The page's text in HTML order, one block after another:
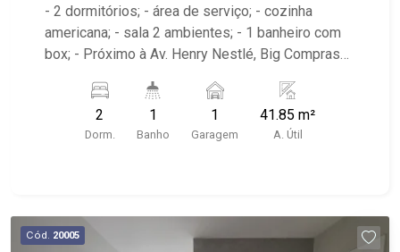
- 2 dormitórios; - área de serviço; - cozinha
americana; - sala 2 ambientes; - 1 banheiro com
box; - Próximo à Av. Henry Nestlé, Big Compras
venda, compra e locação. - Sinta-se em casa na
Ribeirão Imóveis, afinal Somos e Vivemos
Ribeirão: - funcionários capacitados; - processos
Locação, imobiliária é Ribeirão Imóveis - sede na
Av. Professor João Fiusa;
2
Dorm.
1
Banho
1
Garagem
41.85 m²
A. Útil
Cód. 20005